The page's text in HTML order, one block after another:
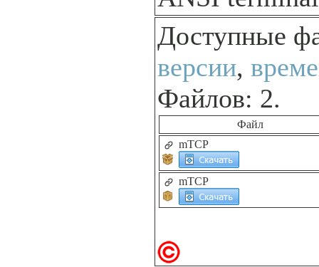
Доступные
версии,
Файлов: 2.
Файл
mTCP
mTCP